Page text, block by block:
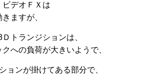
ビデオＦＸは
ますが、
トランジションは、
への負荷が大きいようで、
ョンが掛けてある部分で、